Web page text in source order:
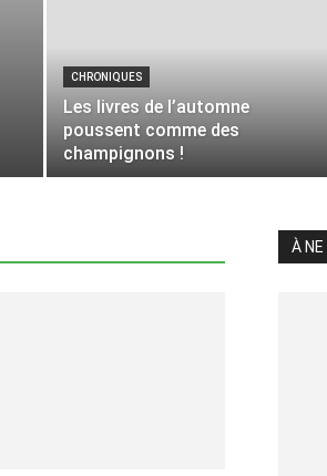
CHRONIQUES
Les livres de l’automne
poussent comme des
champignons !
À